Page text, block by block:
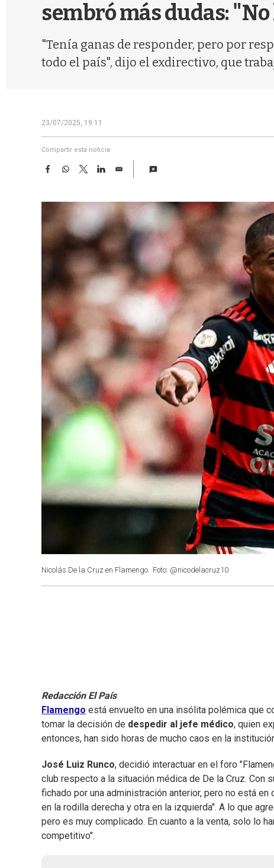
sembró más dudas:
"Tenía ganas de responder, pero por
todo el país", dijo el exdirectivo, que
23/07/2025, 19:11
Compartir esta noticia
F
e
o
o
k
W
t
p
T
w
t
e
r
L
k
e
d
n
E
i
l
Nicolás De la Cruz en Flamengo. Foto: @nicodelacruz10
Redacción El País
Flamengo está envuelto en una insólita polémica que
tomar la decisión de despedir al jefe médico, quien
entonces, han sido horas de mucho caos en la
José Luiz Runco, decidió interactuar en el foro
club respecto a la situación médica de De la Cruz. Con
fichado por una administración anterior, pero no está
en la rodilla derecha y otra en la izquierda". A lo que
pero es muy complicado. En cuanto a la venta, solo lo
competitivo".